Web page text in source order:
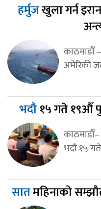
हर्मुजखुला गर्न
काठमाडौँ
अमेरिकी
भदौ१५ गते १९औँ
भदौ १५
सातमहिनाको